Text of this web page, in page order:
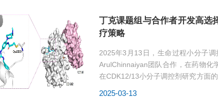
丁克课题组与合作者开发高选
疗策略
2025年3月13日，生命过程小分子
ArulChinnaiyan团队合作，在药物化
在CDK12/13小分子调控剂研究方面
2025-03-13